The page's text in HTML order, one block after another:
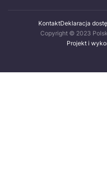
KontaktDeklaracja
Copyright © 2023
Projekt i